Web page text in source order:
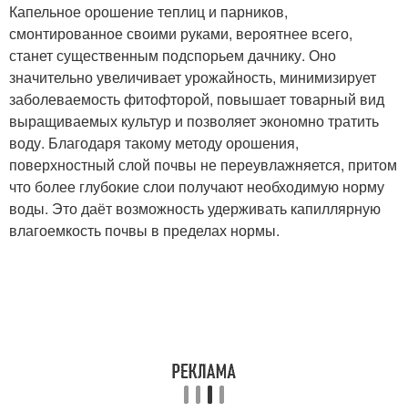
Капельное орошение теплиц и парников,
смонтированное своими руками, вероятнее всего,
станет существенным подспорьем дачнику. Оно
значительно увеличивает урожайность, минимизирует
заболеваемость фитофторой, повышает товарный вид
выращиваемых культур и позволяет экономно тратить
воду. Благодаря такому методу орошения,
поверхностный слой почвы не переувлажняется, притом
что более глубокие слои получают необходимую норму
воды. Это даёт возможность удерживать капиллярную
влагоемкость почвы в пределах нормы.